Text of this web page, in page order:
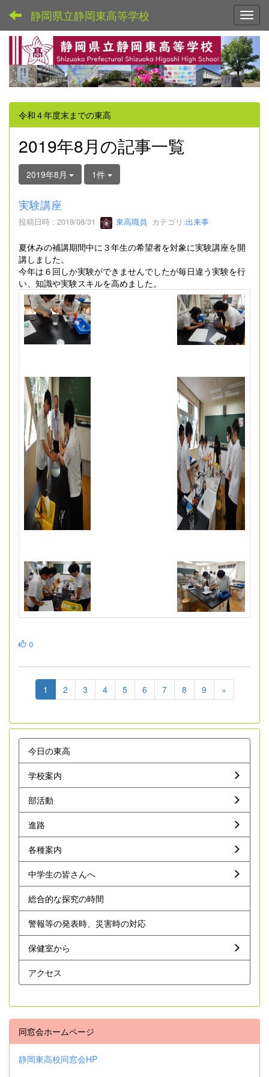
静岡県立静岡東高等学校
令和４年度末までの東高
2019年8月の記事一覧
2019年8月 1件
実験講座
投稿日時 : 2019/08/31 東高職員 カテゴリ:出来事
夏休みの補講期間中に３年生の希望者を対象に実験講座を開
講しました。
今年は６回しか実験ができませんでしたが毎日違う実験を行
い、知識や実験スキルを高めました。
0
1 2 3 4 5 6 7 8 9 »
今日の東高
学校案内
部活動
進路
各種案内
中学生の皆さんへ
総合的な探究の時間
警報等の発表時、災害時の対応
保健室から
アクセス
同窓会ホームページ
静岡東高校同窓会HP